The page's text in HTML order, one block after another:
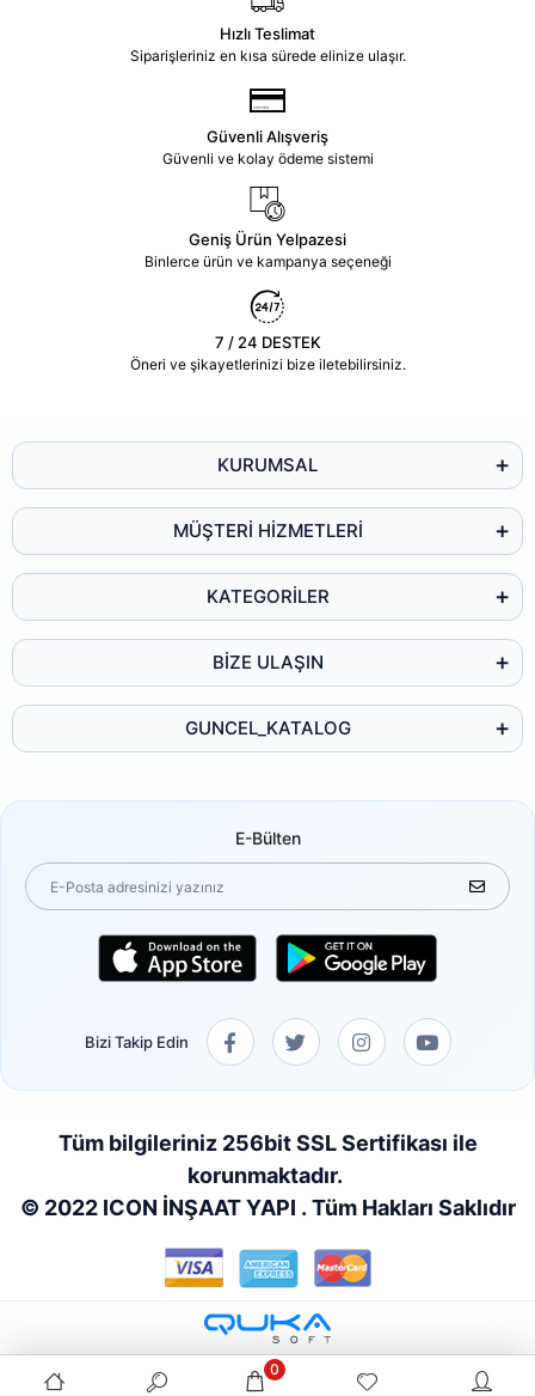
Hızlı Teslimat
Siparişleriniz en kısa sürede elinize ulaşır.
Güvenli Alışveriş
Güvenli ve kolay ödeme sistemi
Geniş Ürün Yelpazesi
Binlerce ürün ve kampanya seçeneği
7 / 24 DESTEK
Öneri ve şikayetlerinizi bize iletebilirsiniz.
KURUMSAL
MÜŞTERİ HİZMETLERİ
KATEGORİLER
BİZE ULAŞIN
GUNCEL_KATALOG
E-Bülten
Bizi Takip Edin
Tüm bilgileriniz 256bit SSL Sertifikası ile
korunmaktadır.
© 2022 ICON İNŞAAT YAPI . Tüm Hakları Saklıdır
0